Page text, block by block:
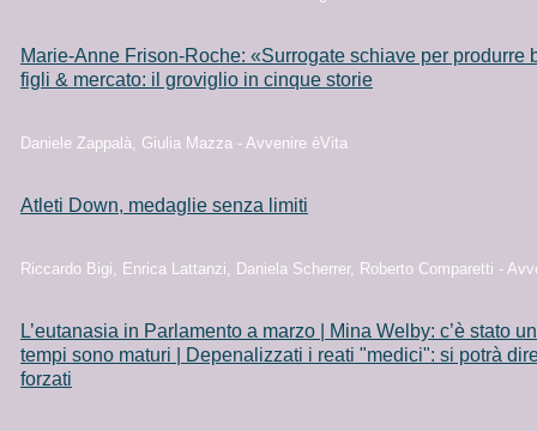
Marie-Anne Frison-Roche: «Surrogate schiave per produrre
figli & mercato: il groviglio in cinque storie
Daniele Zappalà, Giulia Mazza - Avvenire èVita
Atleti Down, medaglie senza limiti
Riccardo Bigi, Enrica Lattanzi, Daniela Scherrer, Roberto Comparetti -
L’eutanasia in Parlamento a marzo | Mina Welby: c’è stato
tempi sono maturi | Depenalizzati i reati "medici": si potrà
forzati